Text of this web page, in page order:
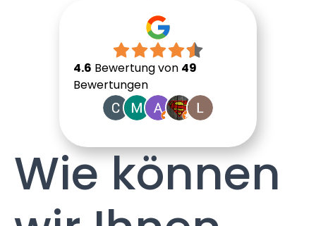
4.6 Bewertung von 49
Bewertungen
Wie können